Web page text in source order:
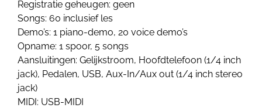
Registratie geheugen: geen
Songs: 60 inclusief les
Demo’s: 1 piano-demo, 20 voice demo’s
Opname: 1 spoor, 5 songs
Aansluitingen: Gelijkstroom, Hoofdtelefoon (1/4 inch
jack), Pedalen, USB, Aux-In/Aux out (1/4 inch stereo
jack)
MIDI: USB-MIDI